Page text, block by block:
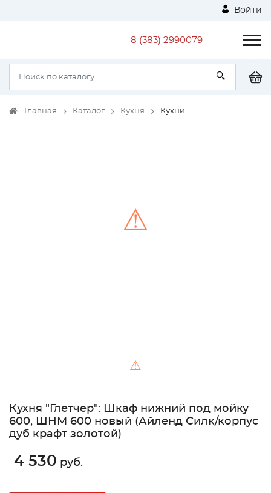
Войти
8 (383) 2990079
Главная Каталог Кухня Кухни
⚠
⚠
Кухня "Глетчер": Шкаф нижний под мойку
600, ШНМ 600 новый (Айленд Силк/корпус
дуб крафт золотой)
4 530 руб.